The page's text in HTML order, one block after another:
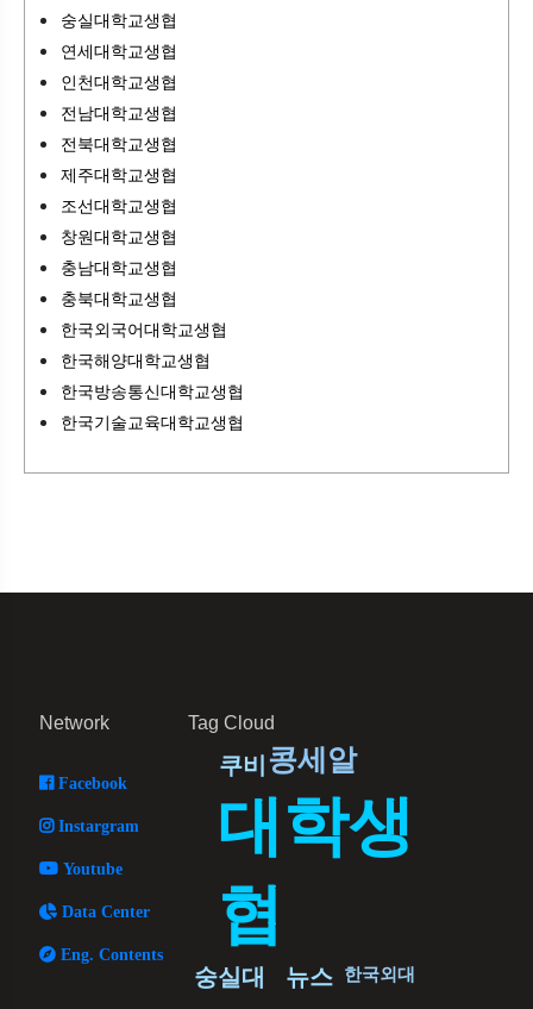
숭실대학교생협
연세대학교생협
인천대학교생협
전남대학교생협
전북대학교생협
제주대학교생협
조선대학교생협
창원대학교생협
충남대학교생협
충북대학교생협
한국외국어대학교생협
한국해양대학교생협
한국방송통신대학교생협
한국기술교육대학교생협
Network
Facebook
Instargram
Youtube
Data Center
Eng. Contents
Tag Cloud
대학생
협
콩세알
쿠비
뉴스
숭실대 한국외대